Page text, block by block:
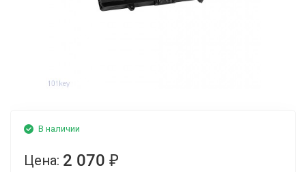
В наличии
Цена: 2 070 ₽